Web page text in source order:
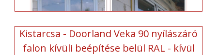
Kistarcsa - Doorland Veka 90 nyílászáró
falon kívüli beépítése belül RAL - kívül